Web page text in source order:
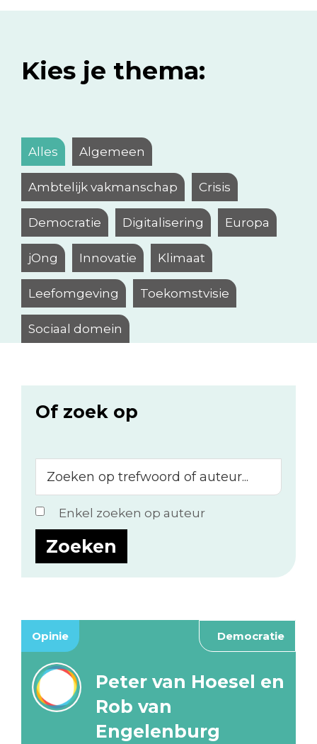
Kies je thema:
Alles Algemeen
Ambtelijk vakmanschap Crisis
Democratie Digitalisering Europa
jOng Innovatie Klimaat
Leefomgeving Toekomstvisie
Sociaal domein
Of zoek op
op
trefwoord
of
auteur...
Enkel zoeken op auteur
Opinie Democratie
Peter van Hoesel en
Rob van
Engelenburg